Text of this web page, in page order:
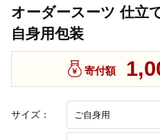
オーダースーツ 仕立
自身用包装
サイズ：
寄付額